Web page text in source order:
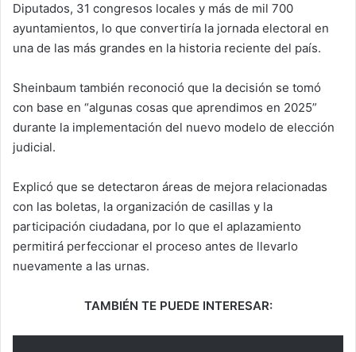
Diputados, 31 congresos locales y más de mil 700
ayuntamientos, lo que convertiría la jornada electoral en
una de las más grandes en la historia reciente del país.
Sheinbaum también reconoció que la decisión se tomó
con base en “algunas cosas que aprendimos en 2025”
durante la implementación del nuevo modelo de elección
judicial.
Explicó que se detectaron áreas de mejora relacionadas
con las boletas, la organización de casillas y la
participación ciudadana, por lo que el aplazamiento
permitirá perfeccionar el proceso antes de llevarlo
nuevamente a las urnas.
TAMBIÉN TE PUEDE INTERESAR: